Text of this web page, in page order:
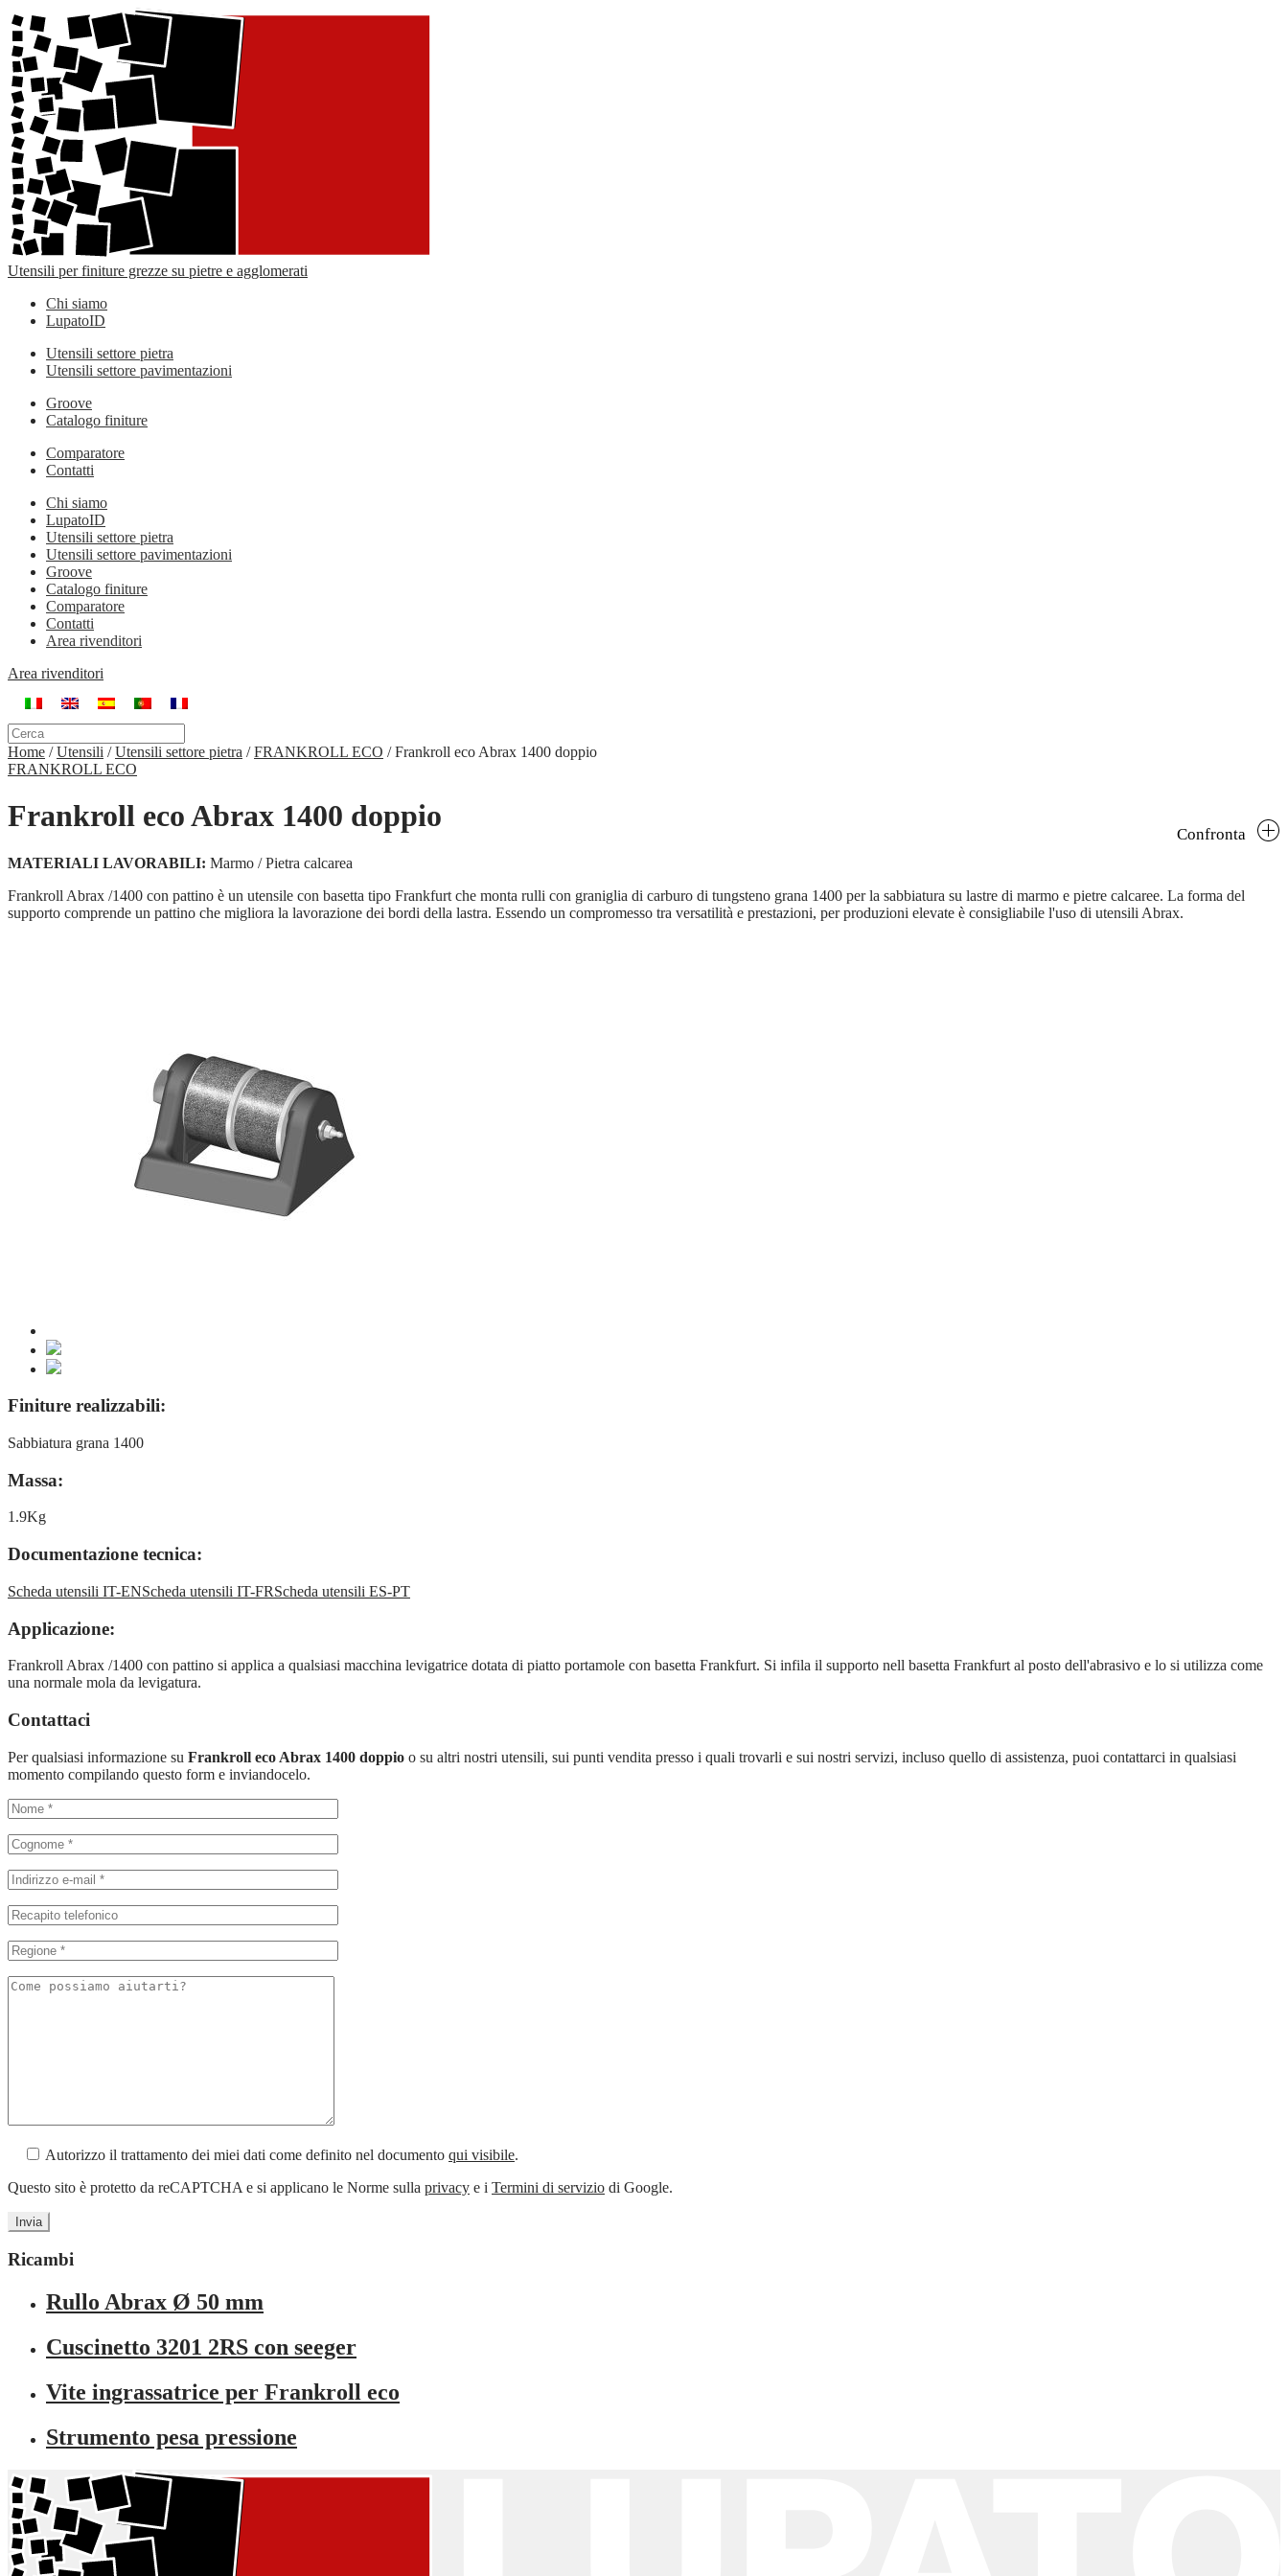
Utensili per finiture grezze su pietre e agglomerati
Chi siamo
LupatoID
Utensili settore pietra
Utensili settore pavimentazioni
Groove
Catalogo finiture
Comparatore
Contatti
Chi siamo
LupatoID
Utensili settore pietra
Utensili settore pavimentazioni
Groove
Catalogo finiture
Comparatore
Contatti
Area rivenditori
Area rivenditori
Home /Utensili /Utensili settore pietra /FRANKROLL ECO /Frankroll eco Abrax 1400 doppio
FRANKROLL ECO
Frankroll eco Abrax 1400 doppio
Confronta
MATERIALI LAVORABILI: Marmo / Pietra calcarea
Frankroll Abrax /1400 con pattino è un utensile con basetta tipo Frankfurt che monta rulli con graniglia di carburo di tungsteno grana 1400 per la sabbiatura su lastre di marmo e pietre calcaree. La forma del
supporto comprende un pattino che migliora la lavorazione dei bordi della lastra. Essendo un compromesso tra versatilità e prestazioni, per produzioni elevate è consigliabile l'uso di utensili Abrax.
Finiture realizzabili:
Sabbiatura grana 1400
Massa:
1.9Kg
Documentazione tecnica:
Scheda utensili IT-ENScheda utensili IT-FRScheda utensili ES-PT
Applicazione:
Frankroll Abrax /1400 con pattino si applica a qualsiasi macchina levigatrice dotata di piatto portamole con basetta Frankfurt. Si infila il supporto nell basetta Frankfurt al posto dell'abrasivo e lo si utilizza come
una normale mola da levigatura.
Contattaci
Per qualsiasi informazione su Frankroll eco Abrax 1400 doppio o su altri nostri utensili, sui punti vendita presso i quali trovarli e sui nostri servizi, incluso quello di assistenza, puoi contattarci in qualsiasi
momento compilando questo form e inviandocelo.
Autorizzo il trattamento dei miei dati come definito nel documento qui visibile.
Questo sito è protetto da reCAPTCHA e si applicano le Norme sulla privacy e i Termini di servizio di Google.
Ricambi
Rullo Abrax Ø 50 mm
Cuscinetto 3201 2RS con seeger
Vite ingrassatrice per Frankroll eco
Strumento pesa pressione